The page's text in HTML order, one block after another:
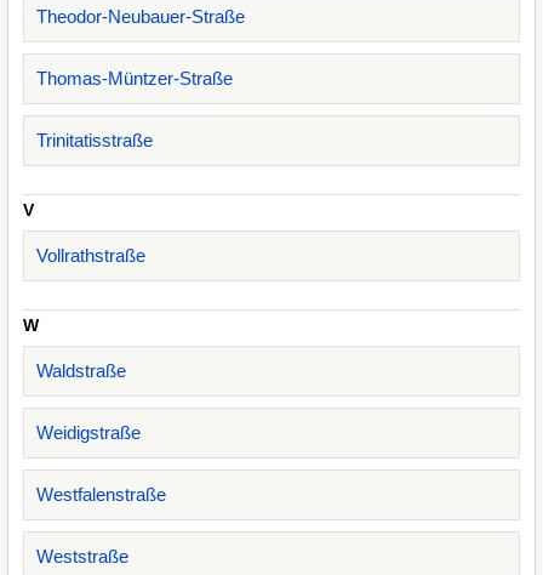
Theodor-Neubauer-Straße
Thomas-Müntzer-Straße
Trinitatisstraße
V
Vollrathstraße
W
Waldstraße
Weidigstraße
Westfalenstraße
Weststraße